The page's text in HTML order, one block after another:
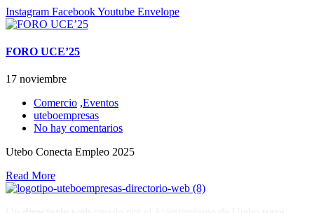
Instagram FacebookYoutube Envelope
FORO UCE’25
17 noviembre
Comercio ,Eventos
uteboempresas
No hay comentarios
Utebo Conecta Empleo 2025
Read More